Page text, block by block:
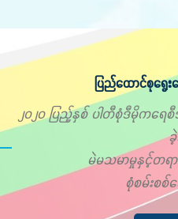
ပြည်ထောင်စုရွေ
၂၀၂၀ ပြည့်နှစ် ပါတီစုံဒီမိုကရ
မဲမသမာမှုနှင့်တရာ
စုံစမ်းစစ်